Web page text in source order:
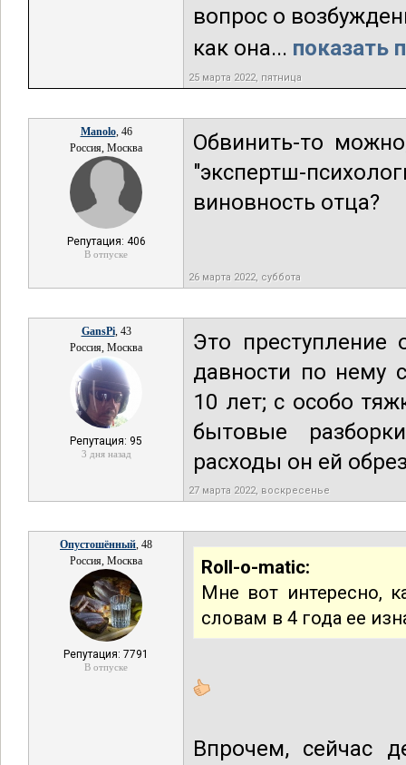
вопрос о
как она... показать
25 марта 2022, пятница
Manolo, 46
Россия, Москва
Репутация: 406
В отпуске
Обвинить-то
"экспертш-
виновность отца?
26 марта 2022, суббота
GansPi, 43
Россия, Москва
Репутация: 95
3 дня назад
Это преступление
давности по нему
10 лет; с особо
бытовые
расходы он ей
27 марта 2022, воскресенье
Опустошённый, 48
Россия, Москва
Репутация: 7791
В отпуске
Roll-o-matic:
Мне вот интересно,
словам в 4 года ее
Впрочем, сейчас